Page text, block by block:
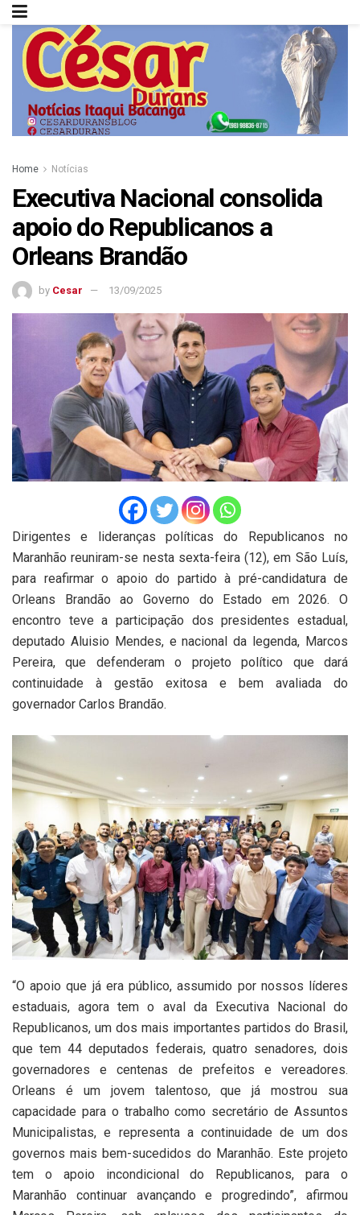
Home Notícias
Executiva Nacional consolida
apoio do Republicanos a
Orleans Brandão
by Cesar 13/09/2025
Dirigentes e lideranças políticas do Republicanos no
Maranhão reuniram-se nesta sexta-feira (12), em São Luís,
para reafirmar o apoio do partido à pré-candidatura de
Orleans Brandão ao Governo do Estado em 2026. O
encontro teve a participação dos presidentes estadual,
deputado Aluisio Mendes, e nacional da legenda, Marcos
Pereira, que defenderam o projeto político que dará
continuidade à gestão exitosa e bem avaliada do
governador Carlos Brandão.
“O apoio que já era público, assumido por nossos líderes
estaduais, agora tem o aval da Executiva Nacional do
Republicanos, um dos mais importantes partidos do Brasil,
que tem 44 deputados federais, quatro senadores, dois
governadores e centenas de prefeitos e vereadores.
Orleans é um jovem talentoso, que já mostrou sua
capacidade para o trabalho como secretário de Assuntos
Municipalistas, e representa a continuidade de um dos
governos mais bem-sucedidos do Maranhão. Este projeto
tem o apoio incondicional do Republicanos, para o
Maranhão continuar avançando e progredindo”, afirmou